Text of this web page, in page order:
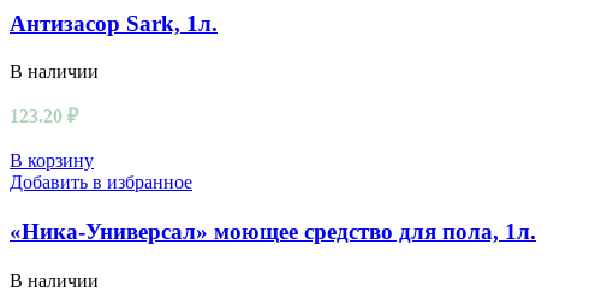
Антизасор Sark, 1л.
В наличии
123.20 ₽
В корзину
Добавить в избранное
«Ника-Универсал» моющее средство для пола, 1л.
В наличии